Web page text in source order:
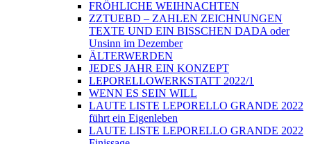
FRÖHLICHE WEIHNACHTEN
ZZTUEBD – ZAHLEN ZEICHNUNGEN
TEXTE UND EIN BISSCHEN DADA oder
Unsinn im Dezember
ÄLTERWERDEN
JEDES JAHR EIN KONZEPT
LEPORELLOWERKSTATT 2022/1
WENN ES SEIN WILL
LAUTE LISTE LEPORELLO GRANDE 2022
führt ein Eigenleben
LAUTE LISTE LEPORELLO GRANDE 2022